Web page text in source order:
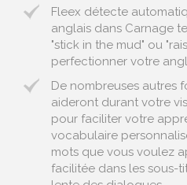
Fleex détecte
anglais dans Carnage
"stick in the mud" ou
perfectionner votre
De nombreuses autres
aideront durant votre
pour faciliter votre
vocabulaire
mots que vous voulez
facilitée dans les sous-